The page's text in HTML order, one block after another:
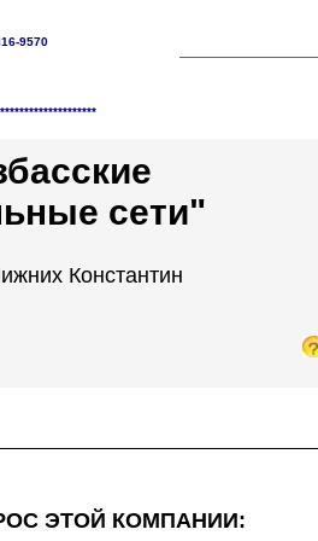
9570
сети"
Константин
ЭТОЙ КОМПАНИИ: